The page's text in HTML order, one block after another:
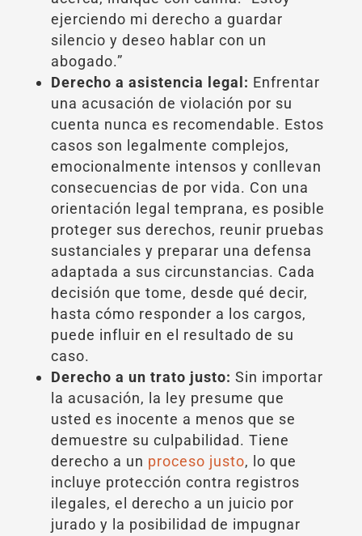
ejerciendo mi derecho a guardar
silencio y deseo hablar con un
abogado.”
Derecho a asistencia legal: Enfrentar
una acusación de violación por su
cuenta nunca es recomendable. Estos
casos son legalmente complejos,
emocionalmente intensos y conllevan
consecuencias de por vida. Con una
orientación legal temprana, es posible
proteger sus derechos, reunir pruebas
sustanciales y preparar una defensa
adaptada a sus circunstancias. Cada
decisión que tome, desde qué decir,
hasta cómo responder a los cargos,
puede influir en el resultado de su
caso.
Derecho a un trato justo: Sin importar
la acusación, la ley presume que
usted es inocente a menos que se
demuestre su culpabilidad. Tiene
derecho a un proceso justo, lo que
incluye protección contra registros
ilegales, el derecho a un juicio por
jurado y la posibilidad de impugnar